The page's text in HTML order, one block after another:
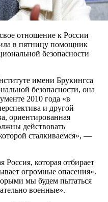
отношение к России
в пятницу помощник
безопасности
имени Брукингса
безопасности, она
2010 года «в
и другой
ориентированная
действовать
сталкиваемся», —
Россия, которая отбирает
огромные опасения».
мы будем пытаться
военные».